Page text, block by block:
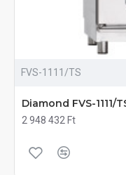
FVS-1111/TS
Diamond FVS-
2 948 432 Ft